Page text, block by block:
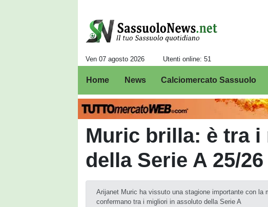
Ven 07 agosto 2026 Utenti online: 51
Home News Calciomercato Sassuolo
Muric brilla: è tra
della Serie A 25/26
Arijanet Muric ha vissuto una stagione importante con la
confermano tra i migliori in assoluto della Serie A